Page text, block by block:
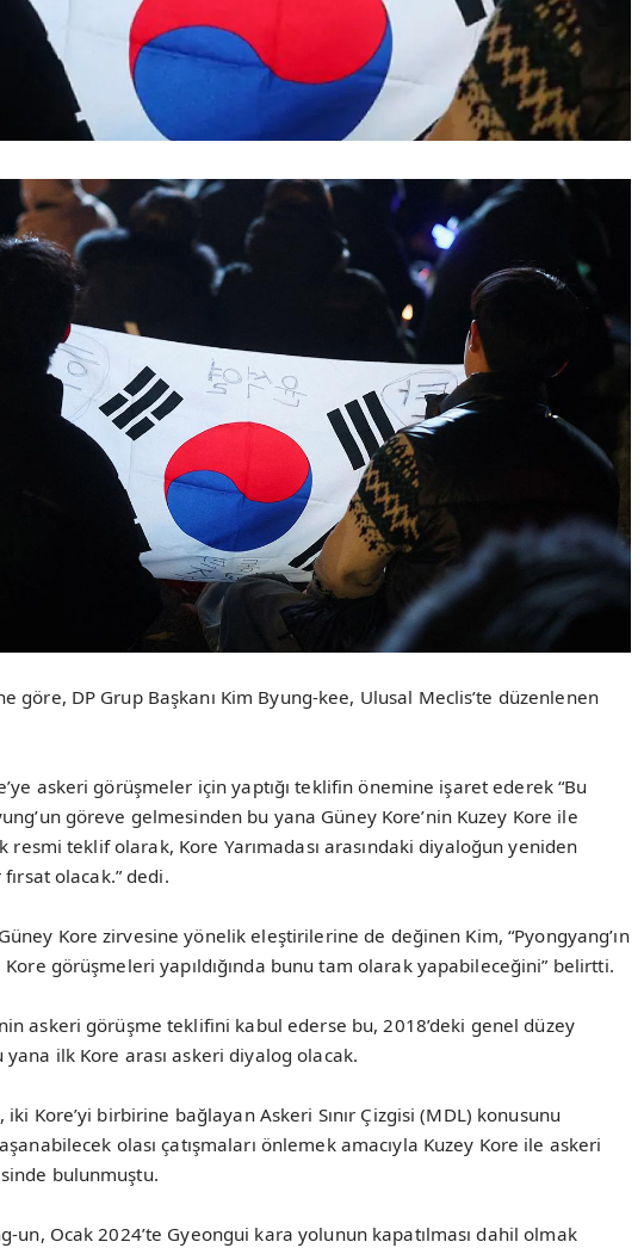
göre, DP Grup Başkanı Kim Byung-kee, Ulusal Meclis’te düzenlenen
askeri görüşmeler için yaptığı teklifin önemine işaret ederek “Bu
göreve gelmesinden bu yana Güney Kore’nin Kuzey Kore ile
resmi teklif olarak, Kore Yarımadası arasındaki diyaloğun yeniden
olacak.” dedi.
Kore zirvesine yönelik eleştirilerine de değinen Kim, “Pyongyang’ın
görüşmeleri yapıldığında bunu tam olarak yapabileceğini” belirtti.
askeri görüşme teklifini kabul ederse bu, 2018’deki genel düzey
ilk Kore arası askeri diyalog olacak.
Kore’yi birbirine bağlayan Askeri Sınır Çizgisi (MDL) konusunu
olası çatışmaları önlemek amacıyla Kuzey Kore ile askeri
bulunmuştu.
un, Ocak 2024’te Gyeongui kara yolunun kapatılması dahil olmak